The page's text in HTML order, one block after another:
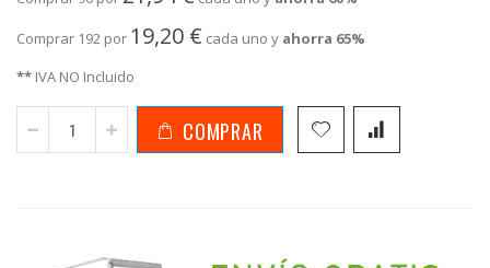
Comprar 192 por 19,20 € cada uno y ahorra 65%
** IVA NO Incluido
COMPRAR